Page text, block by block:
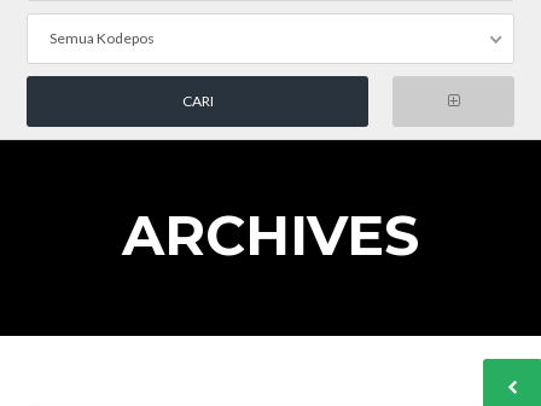
Semua Kodepos
ARCHIVES